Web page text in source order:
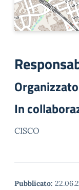
In
CISCO
Pubblicato: